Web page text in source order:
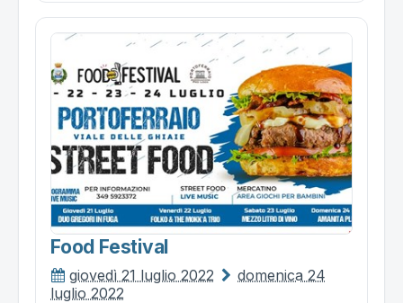
Food Festival
giovedì 21 luglio 2022
domenica 24
luglio 2022